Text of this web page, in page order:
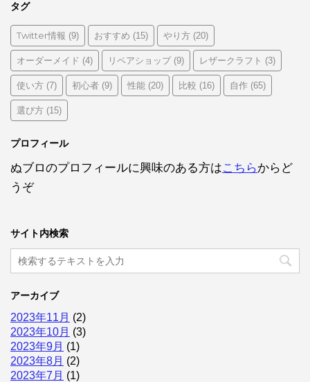
タグ
Twitter情報 (9) おすすめ (15) やり方 (20)
オーダーメイド (4) リペアショップ(9) レザークラフト (3)
使い方 (7) 初心者 (9) 性能 (20) 比較 (16) 自作 (65)
選び方 (15)
プロフィール
ぬブロのプロフィールに興味のある方はこちらからど
うぞ
サイト内検索
アーカイブ
2023年11月 (2)
2023年10月 (3)
2023年9月 (1)
2023年8月 (2)
2023年7月 (1)